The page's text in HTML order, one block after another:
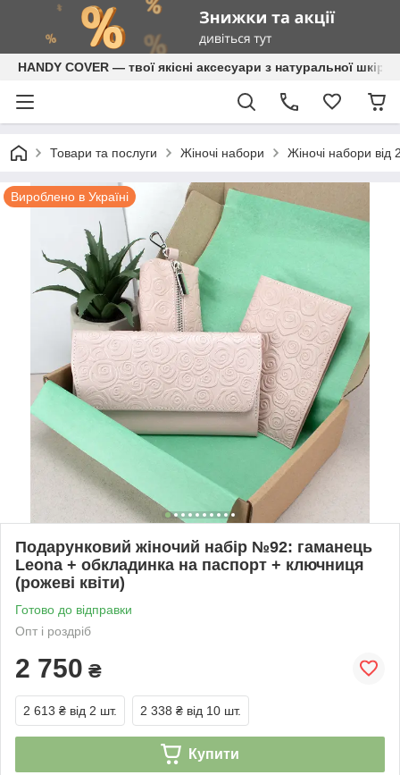
HANDY COVER — твої якісні аксесуари з натуральної шкіри
Товари та послуги Жіночі набори Жіночі набори від
Вироблено в Україні
Подарунковий жіночий набір №92: гаманець
Leona + обкладинка на паспорт + ключниця
(рожеві квіти)
Готово до відправки
Опт і роздріб
2 750 ₴
2 613 ₴ від 2 шт. 2 338 ₴ від 10 шт.
Купити